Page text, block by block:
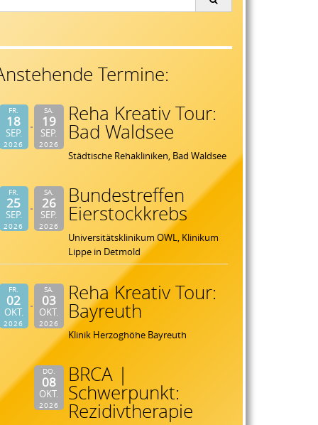
Termine:
FR.
18
SEP.
2026
SA.
19
SEP.
2026
Reha Kreativ Tour:
Bad Waldsee
Städtische Rehakliniken, Bad Waldsee
FR.
25
SEP.
2026
SA.
26
SEP.
2026
Bundestreffen
Eierstockkrebs
Universitätsklinikum OWL, Klinikum
Lippe in Detmold
FR.
02
OKT.
2026
SA.
03
OKT.
2026
Reha Kreativ Tour:
Bayreuth
Klinik Herzoghöhe Bayreuth
DO.
08
OKT.
2026
BRCA |
Schwerpunkt:
Rezidivtherapie